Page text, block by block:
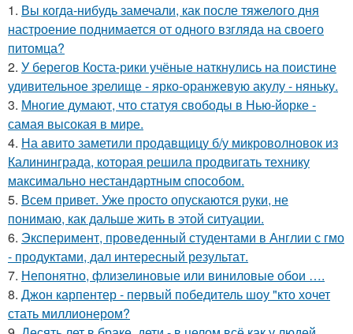
1. Вы когда-нибудь замечали, как после тяжелого дня
настроение поднимается от одного взгляда на своего
питомца?
2. У берегов Коста-рики учёные наткнулись на поистине
удивительное зрелище - ярко-оранжевую акулу - няньку.
3. Многие думают, что статуя свободы в Нью-йорке -
самая высокая в мире.
4. На aвито заметили продавщицу б/у микроволновок из
Калининграда, которая решила продвигать технику
максимально нестандартным cпособом.
5. Всем привет. Уже просто опускаются руки, не
понимаю, как дальше жить в этой ситуации.
6. Эксперимент, проведенный студентами в Англии с гмо
- продуктами, дал интересный результат.
7. Непонятно, флизелиновые или виниловые обои ….
8. Джон карпентер - первый победитель шоу "кто хочет
стать миллионером?